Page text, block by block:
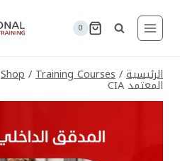
إلى
المحتوى 0
الرئيسية/
Shop/Training Courses
المعتمد CIA